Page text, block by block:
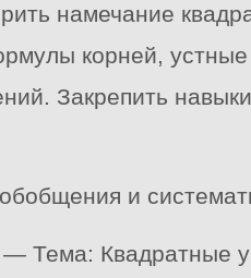
намечание
корней,
Закрепить
и
— Тема: Квадратные